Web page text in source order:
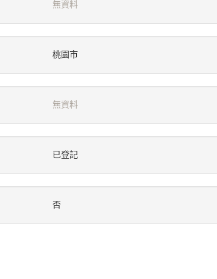
無資料
桃園市
無資料
已登記
否